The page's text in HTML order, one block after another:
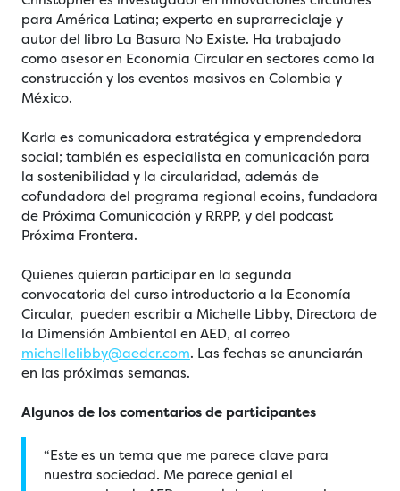
para América Latina; experto en suprarreciclaje y
autor del libro La Basura No Existe. Ha trabajado
como asesor en Economía Circular en sectores como la
construcción y los eventos masivos en Colombia y
México.
Karla es comunicadora estratégica y emprendedora
social; también es especialista en comunicación para
la sostenibilidad y la circularidad, además de
cofundadora del programa regional ecoins, fundadora
de Próxima Comunicación y RRPP, y del podcast
Próxima Frontera.
Quienes quieran participar en la segunda
convocatoria del curso introductorio a la Economía
Circular, pueden escribir a Michelle Libby, Directora de
la Dimensión Ambiental en AED, al correo
michellelibby@aedcr.com. Las fechas se anunciarán
en las próximas semanas.
Algunos de los comentarios de participantes
“Este es un tema que me parece clave para
nuestra sociedad. Me parece genial el